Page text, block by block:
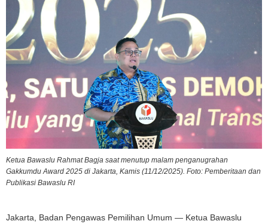
Ketua Bawaslu Rahmat Bagja saat menutup malam penganugrahan
Gakkumdu Award 2025 di Jakarta, Kamis (11/12/2025). Foto: Pemberitaan dan
Publikasi Bawaslu RI
Jakarta, Badan Pengawas Pemilihan Umum — Ketua Bawaslu